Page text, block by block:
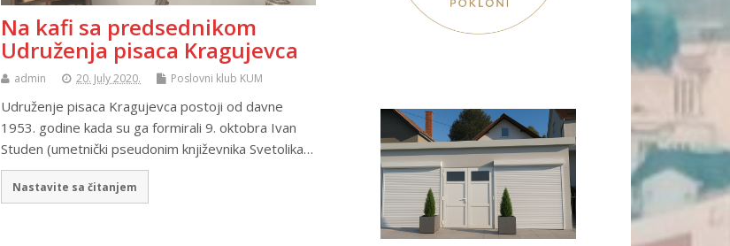
Na kafi sa predsednikom
Udruženja pisaca Kragujevca
admin 20. July 2020. Poslovni klub KUM
Udruženje pisaca Kragujevca postoji od davne
1953. godine kada su ga formirali 9. oktobra Ivan
Studen (umetnički pseudonim književnika Svetolika…
Nastavite sa čitanjem